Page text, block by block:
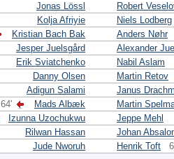
Jonas Lössl
Robert
Kolja Afriyie
Niels Lodberg
Kristian Bach Bak
Anders Nøhr
Jesper Juelsgård
Alexander
Erik Sviatchenko
Nabil Aslam
Danny Olsen
Martin Retov
Adigun Salami
Janus
64'
Mads Albæk
Martin
Izunna Uzochukwu
Jeppe Mehl
Rilwan Hassan
Johan
Jude Nworuh
Henrik Toft